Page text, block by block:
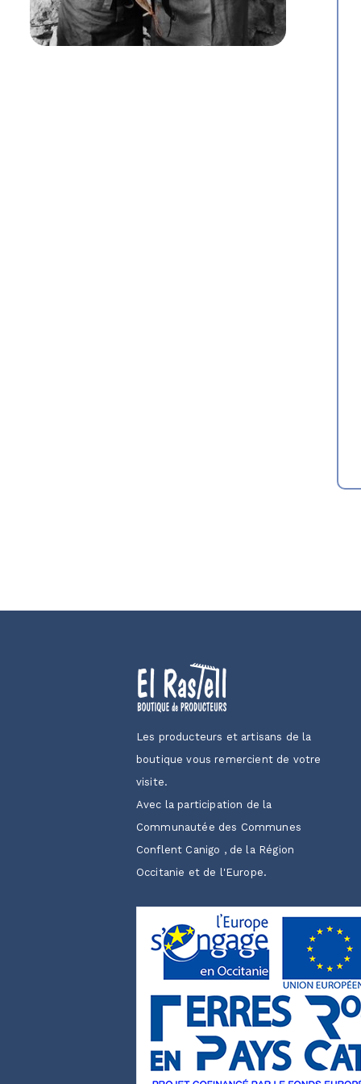
Les producteurs et artisans de la
boutique vous remercient de votre
visite.
Avec la participation de la
Communautée des Communes
Conflent Canigo , de la Région
Occitanie et de l'Europe.